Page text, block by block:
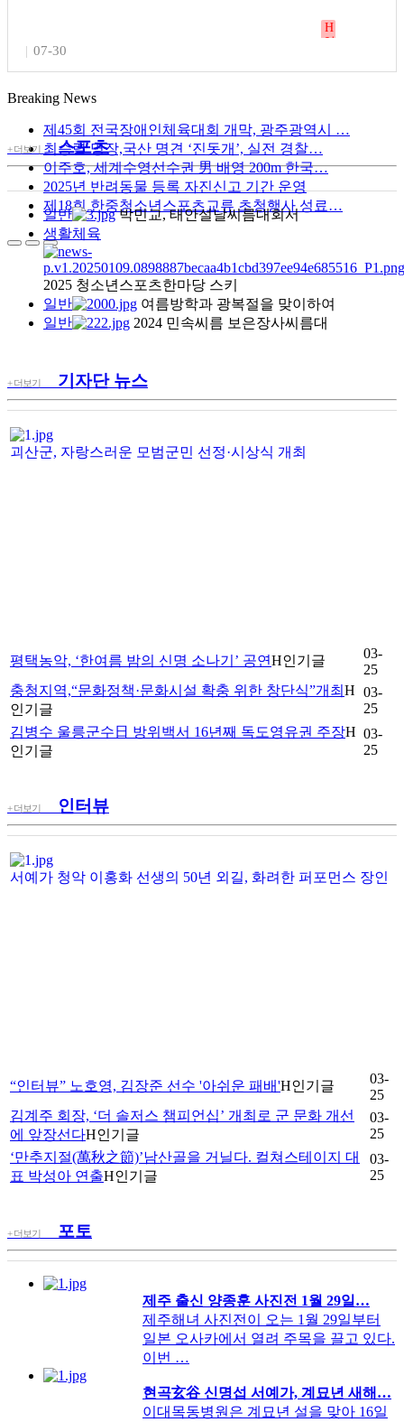
제18회 한중청소년스포츠교류 초청행사 성료…
H
인
글
이번 교류 행사는 한국과 중국 청소년 간의 우호 증진과 미래지향
적 협력 기반 구축을 목적으로 2008년부터 양국이 번갈아가며 이
어오고 있는 국제 청소년 스포츠 교류 사업이다. 올해는 중국 간쑤
성 자위관시에서 온 중학생 선수단 80명이 제주를 방문해, 제주지
역 청소년 80명과 함께 배드민턴, 탁구, 농구 등 3개 종목에서 열띤
스포츠 교류전을 펼쳤다. 뿐만 아니라 참가자들은 제주도의 아름
다운 자연과 문화를 체험하는 문화교류 프로그램과 다양한 레크리
에이션 행사에도 함께하며 서로에 대한 이해와 우정을 더욱 돈독
히 다졌다. …
| 07-30
Breaking News
제45회 전국장애인체육대회 개막, 광주광역시 …
최승렬 명장,국산 명견 ‘진돗개’, 실전 경찰…
이주호, 세계수영선수권 男 배영 200m 한국…
2025년 반려동물 등록 자진신고 기간 운영
제18회 한중청소년스포츠교류 초청행사 성료…
+ 더보기 스포츠
일반
박민교, 태안설날씨름대회서
생활체육
2025 청소년스포츠한마당 스키
일반
여름방학과 광복절을 맞이하여
일반
2024 민속씨름 보은장사씨름대
+ 더보기 기자단 뉴스
괴산군, 자랑스러운 모범군민 선정·시상식 개최
평택농악, ‘한여름 밤의 신명 소나기’ 공연H인기글
03-
25
충청지역,“문화정책·문화시설 확충 위한 창단식”개최 H
인기글
03-
25
김병수 울릉군수日 방위백서 16년째 독도영유권 주장H
인기글
03-
25
+ 더보기 인터뷰
서예가 청악 이홍화 선생의 50년 외길, 화려한 퍼포먼스 장인
“인터뷰” 노호영, 김장준 선수 '아쉬운 패배'H인기글
03-
25
김계주 회장, ‘더 솔저스 챔피언십’ 개최로 군 문화 개선
에 앞장선다H인기글
03-
25
‘만추지절(萬秋之節)’남산골을 거닐다. 컬쳐스테이지 대
표 박성아 연출H인기글
03-
25
+ 더보기 포토
제주 출신 양종훈 사진전 1월 29일…
제주해녀 사진전이 오는 1월 29일부터
일본 오사카에서 열려 주목을 끌고 있다.
이번 …
현곡玄谷 신명섭 서예가, 계묘년 새해…
이대목동병원은 계묘년 설을 맞아 16일